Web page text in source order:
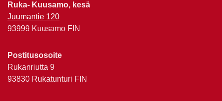
Ruka- Kuusamo, kesä
Juumantie 120
93999 Kuusamo FIN
Postitusosoite
Rukanriutta 9
93830 Rukatunturi FIN